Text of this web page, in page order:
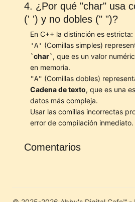
4. ¿Por qué "char" usa
(' ') y no dobles (" ")?
'A' (Comillas simples)
`char`, que es un valor
"A" (Comillas dobles)
Cadena de texto, que es una
datos más compleja.
Usar las comillas incorrectas
error de compilación inmediato.
Comentarios